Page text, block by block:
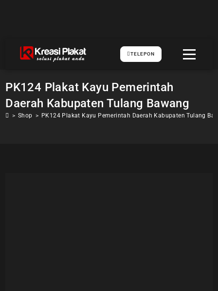
TELEPON
PK124 Plakat Kayu Pemerintah
Daerah Kabupaten Tulang Bawang
> Shop > PK124 Plakat Kayu Pemerintah Daerah Kabupaten Tulang